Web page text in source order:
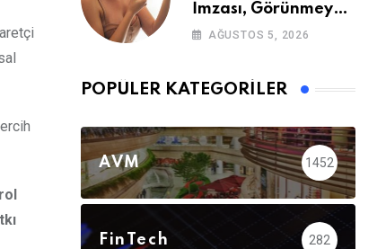
İmzası, Görünmeyen
GüçAĞUSTOS 5, 2026
POPÜLER KATEGORILER
AVM 1452
FinTech 282